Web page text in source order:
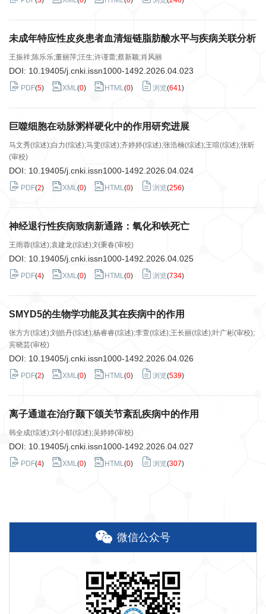
未成年特应性皮炎患者血清短链脂肪酸水平与疾病关联分析
王振祥;陈乐乐;董丽萍;汪生;许谨蕾;蔡新颖;肖风丽
DOI: 10.19405/j.cnki.issn1000-1492.2026.04.023
PDF(5) XML(0) HTML(0) 浏览(641)
巨噬细胞在动脉粥样硬化中的作用研究进展
马文秀(综述);白力(综述);马雯(综述);齐婷婷(综述);张浩楠(综述);王喧(综述);张昕
(审校)
DOI: 10.19405/j.cnki.issn1000-1492.2026.04.024
PDF(2) XML(0) HTML(0) 浏览(256)
神经退行性疾病致病新通路：氧化和铁死亡
王雨蓉(综述);袁建龙(综述);刘秉春(审校)
DOI: 10.19405/j.cnki.issn1000-1492.2026.04.025
PDF(4) XML(0) HTML(0) 浏览(734)
SMYD5的生物学功能及其在疾病中的作用
张方方(综述);刘皓丹(综述);杨睿睿(综述);李萱(综述);王长丽(综述);叶广彬(审校);
宾晓芸(审校)
DOI: 10.19405/j.cnki.issn1000-1492.2026.04.026
PDF(2) XML(0) HTML(0) 浏览(539)
离子通道在治疗颞下颌关节紊乱疾病中的作用
韩全成(综述);刘小郁(综述);吴婷婷(审校)
DOI: 10.19405/j.cnki.issn1000-1492.2026.04.027
PDF(4) XML(0) HTML(0) 浏览(307)
微信公众号